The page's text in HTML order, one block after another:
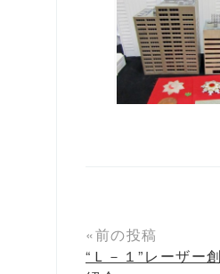
この
«前の投稿
“Ｌ－１”レーザ